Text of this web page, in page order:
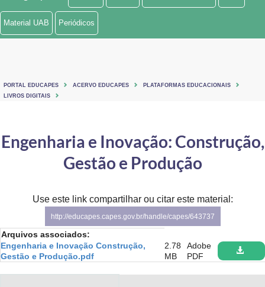
Ministério de Minas e Energia
Ministério do Turismo
Controladoria-Geral da União
Secretaria-Geral
Gabinete de Segurança Institucional
Advocacia-Geral da União
Material UAB Periódicos
PORTAL EDUCAPES ACERVO EDUCAPES
PLATAFORMAS EDUCACIONAIS
LIVROS DIGITAIS
Engenharia e Inovação: Construção,
Gestão e Produção
Use este link compartilhar ou citar este material:
http://educapes.capes.gov.br/handle/capes/643737
Arquivos associados:
Engenharia e Inovação Construção,
Gestão e Produção.pdf
2.78
MB
Adobe
PDF